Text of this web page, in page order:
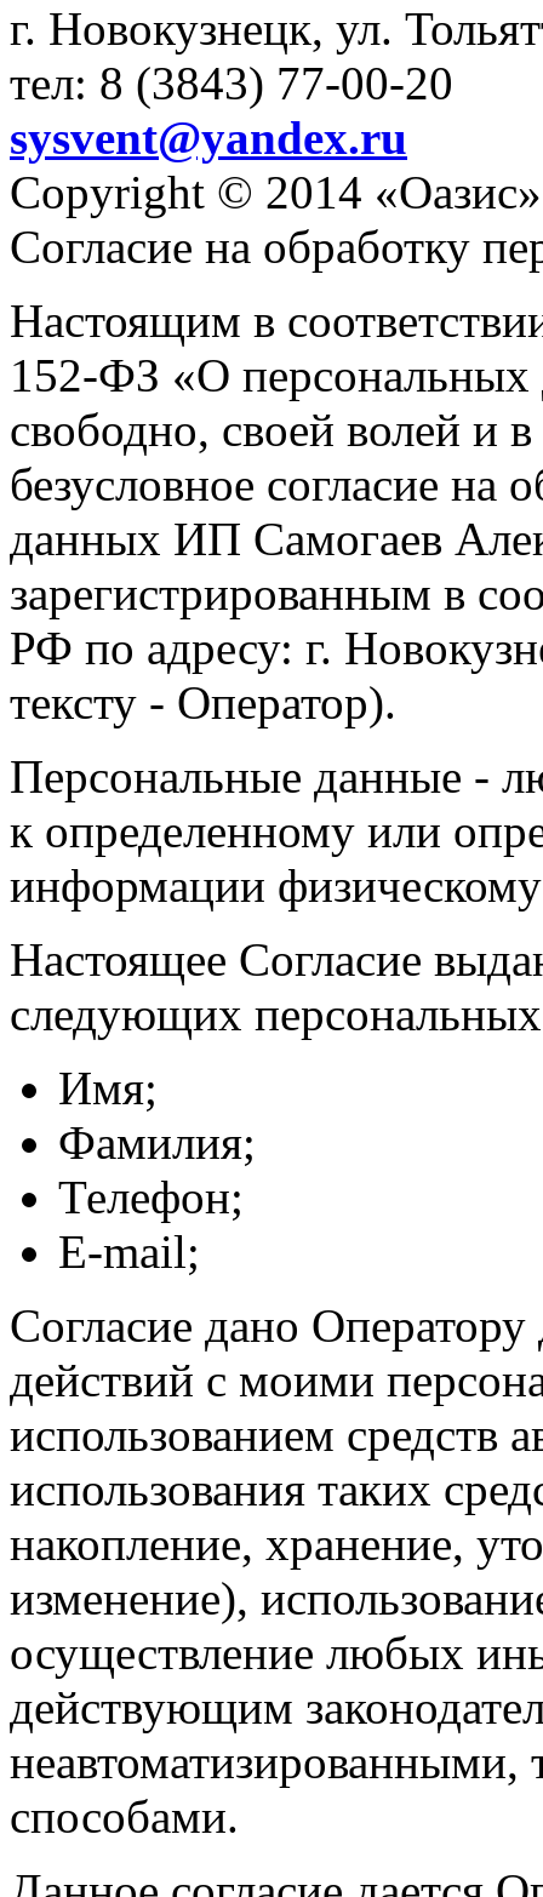
г. Новокузнецк, ул.
тел: 8 (3843) 77-00-20
sysvent@yandex.ru
Copyright © 2014 «Оазис»
Согласие на обработку
Настоящим в
152-ФЗ «О персональных
свободно, своей волей и
безусловное согласие на
данных ИП Самогаев
зарегистрированным в
РФ по адресу: г.
тексту - Оператор).
Персональные данные -
к определенному или
информации
Настоящее Согласие
следующих
Имя;
Фамилия;
Телефон;
E-mail;
Согласие дано
действий с моими
использованием средств
использования таких
накопление, хранение,
изменение),
осуществление любых
действующим
неавтоматизированными,
способами.